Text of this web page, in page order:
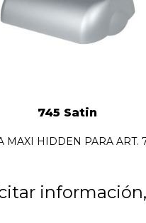
745 Satin
MAXI HIDDEN PARA ART.